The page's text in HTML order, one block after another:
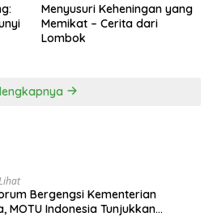
Menyusuri Keheningan yang
Memikat – Cerita dari
Lombok
Bergengsi Kementerian
MOTU Indonesia Tunjukkan